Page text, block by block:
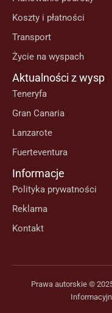
Koszty i płatności
Transport
Życie na wyspach
Aktualności z wysp
Teneryfa
Gran Canaria
Lanzarote
Fuerteventura
Informacje
Polityka prywatności
Reklama
Kontakt
Prawa autorskie ©